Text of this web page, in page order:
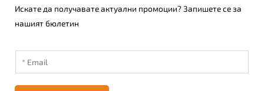
Искате да получавате актуални промоции? Запишете се за
нашият бюлетин